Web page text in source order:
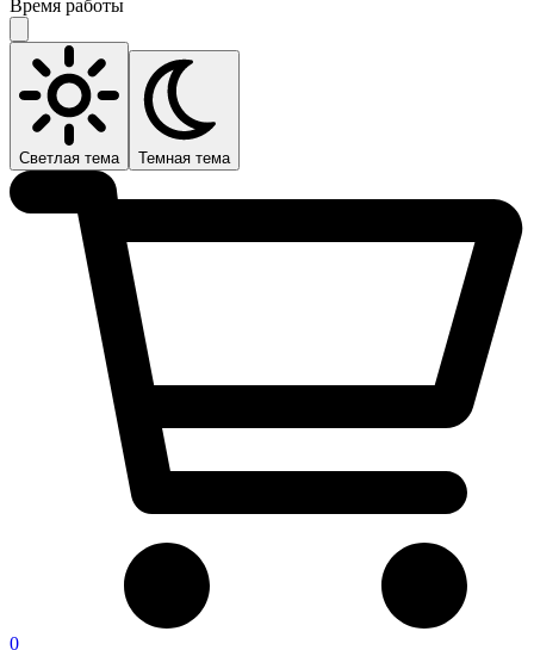
Время работы
Светлая тема Темная тема
0